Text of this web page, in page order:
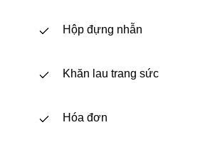
Hộp đựng nhẫn
Khăn lau trang sức
Hóa đơn